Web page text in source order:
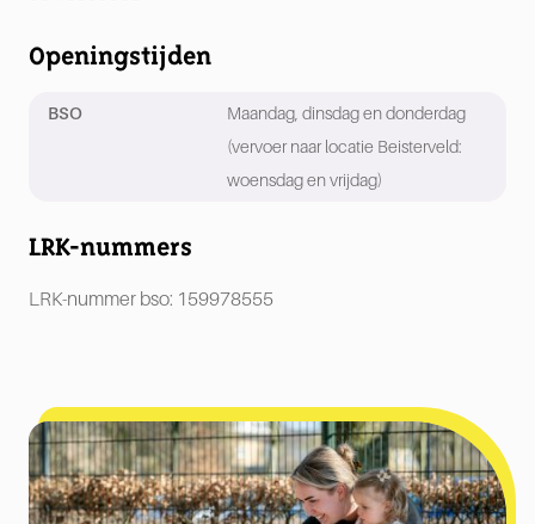
Openingstijden
BSO
Maandag, dinsdag en donderdag
(vervoer naar locatie Beisterveld:
woensdag en vrijdag)
LRK-nummers
LRK-nummer bso: 159978555